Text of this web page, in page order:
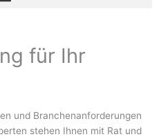
für Ihr
und Branchenanforderungen
stehen Ihnen mit Rat und